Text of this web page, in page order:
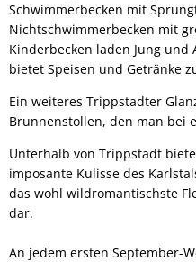
Schwimmerbecken mit
Nichtschwimmerbecken mit
Kinderbecken laden Jung und
bietet Speisen und Getränke
Ein weiteres Trippstadter
Brunnenstollen, den man bei
Unterhalb von Trippstadt
imposante Kulisse des
das wohl wildromantischste
dar.
An jedem ersten September-